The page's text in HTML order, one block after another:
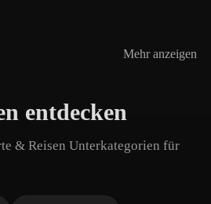
Mehr anzeigen
entdecken
& Reisen Unterkategorien für